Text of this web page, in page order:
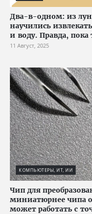
Два-в-одном: из
научились
и воду. Правда, пока
11 Август, 2025
КОМПЬЮТЕРЫ, ИТ, ИИ
Чип для
миниатюрнее чипа
может работать с